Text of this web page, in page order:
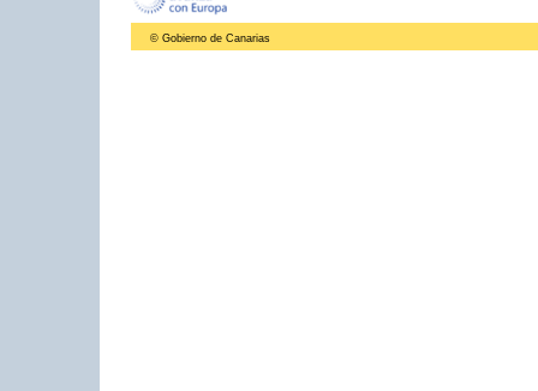
© Gobierno de Canarias